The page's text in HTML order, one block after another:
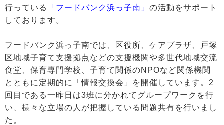
行っている
「フードバンク浜っ子南」 の活動をサポート
しております。
フードバンク浜っ子南では、区役所、ケアプラザ、戸塚
区地域子育て支援拠点などの支援機関や多世代地域交流
食堂、保育専門学校、子育て関係のNPOなど関係機関
とともに定期的に「情報交換会」を開催しています。2
回目である一昨日は3班に分かれてグループワークを行
い、様々な立場の人が把握している問題共有を行いまし
た。